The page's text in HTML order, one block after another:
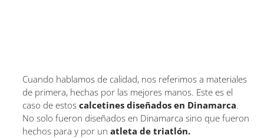
Cuando hablamos de calidad, nos referimos a materiales
de primera, hechas por las mejores manos. Este es el
caso de estos calcetines diseñados en Dinamarca.
No solo fueron diseñados en Dinamarca sino que fueron
hechos para y por un atleta de triatlón.